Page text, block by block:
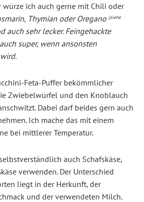
ich auch gerne mit Chili oder
Thymian oder Oregano (siehe
auch sehr lecker. Feingehackte
super, wenn ansonsten
Feta-Puffer bekömmlicher
Zwiebelwürfel und den Knoblauch
Dabei darf beides gern auch
Ich mache das mit einem
bei mittlerer Temperatur.
auch Schafskäse,
verwenden. Der Unterschied
liegt in der Herkunft, der
und der verwendeten Milch.